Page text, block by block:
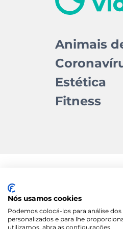
Animais
Estética
Fitness
Manifesto
Nós usamos cookies
Podemos colocá-los para análise
personalizados e para lhe
utilizamos, abra as configurações.